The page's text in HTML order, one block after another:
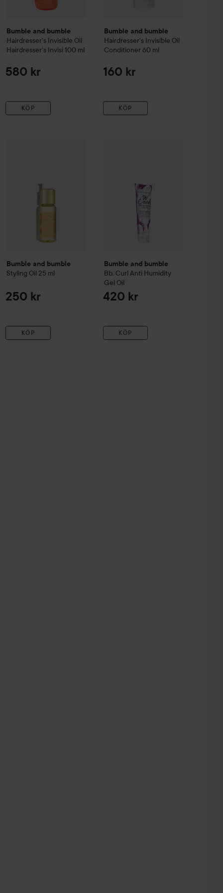
Bumble and bumble
Hairdresser's Invisible Oil
Hairdresser's Invisi 100 ml
580 kr
KÖP
Bumble and bumble
Hairdresser's Invisible Oil
Conditioner 60 ml
160 kr
KÖP
Bumble and bumble
Styling Oil 25 ml
250 kr
KÖP
Bumble and bumble
Bb. Curl Anti Humidity
Gel Oil
420 kr
KÖP